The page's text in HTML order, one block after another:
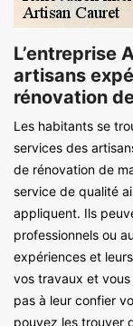
L’entreprise
artisans
rénovation
Les habitants se
services des
de rénovation de
service de qualité
appliquent. Ils
professionnels ou
expériences et
vos travaux et vous
pas à leur confier
pouvez les trouver